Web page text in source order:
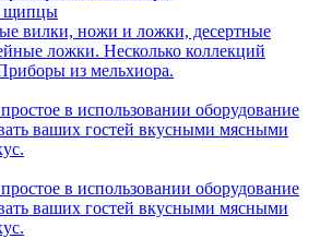
щипцы
вилки, ножи и ложки, десертные
ложки. Несколько коллекций
из мельхиора.
в использовании оборудование
ваших гостей вкусными мясными
в использовании оборудование
ваших гостей вкусными мясными